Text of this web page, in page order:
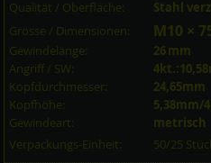
Qualität / Oberfläche:
Stahl
Grösse / Dimensionen:
M10 ×
Gewindelänge:
26 mm
Angriff / SW:
Kopfdurchmesser:
24,65mm
Kopfhöhe:
5,38mm/
Gewindeart:
metrisch
Verpackungs-Einheit:
50/25